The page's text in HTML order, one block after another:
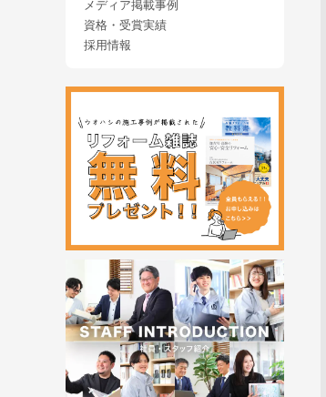
メディア掲載事例
資格・受賞実績
採用情報